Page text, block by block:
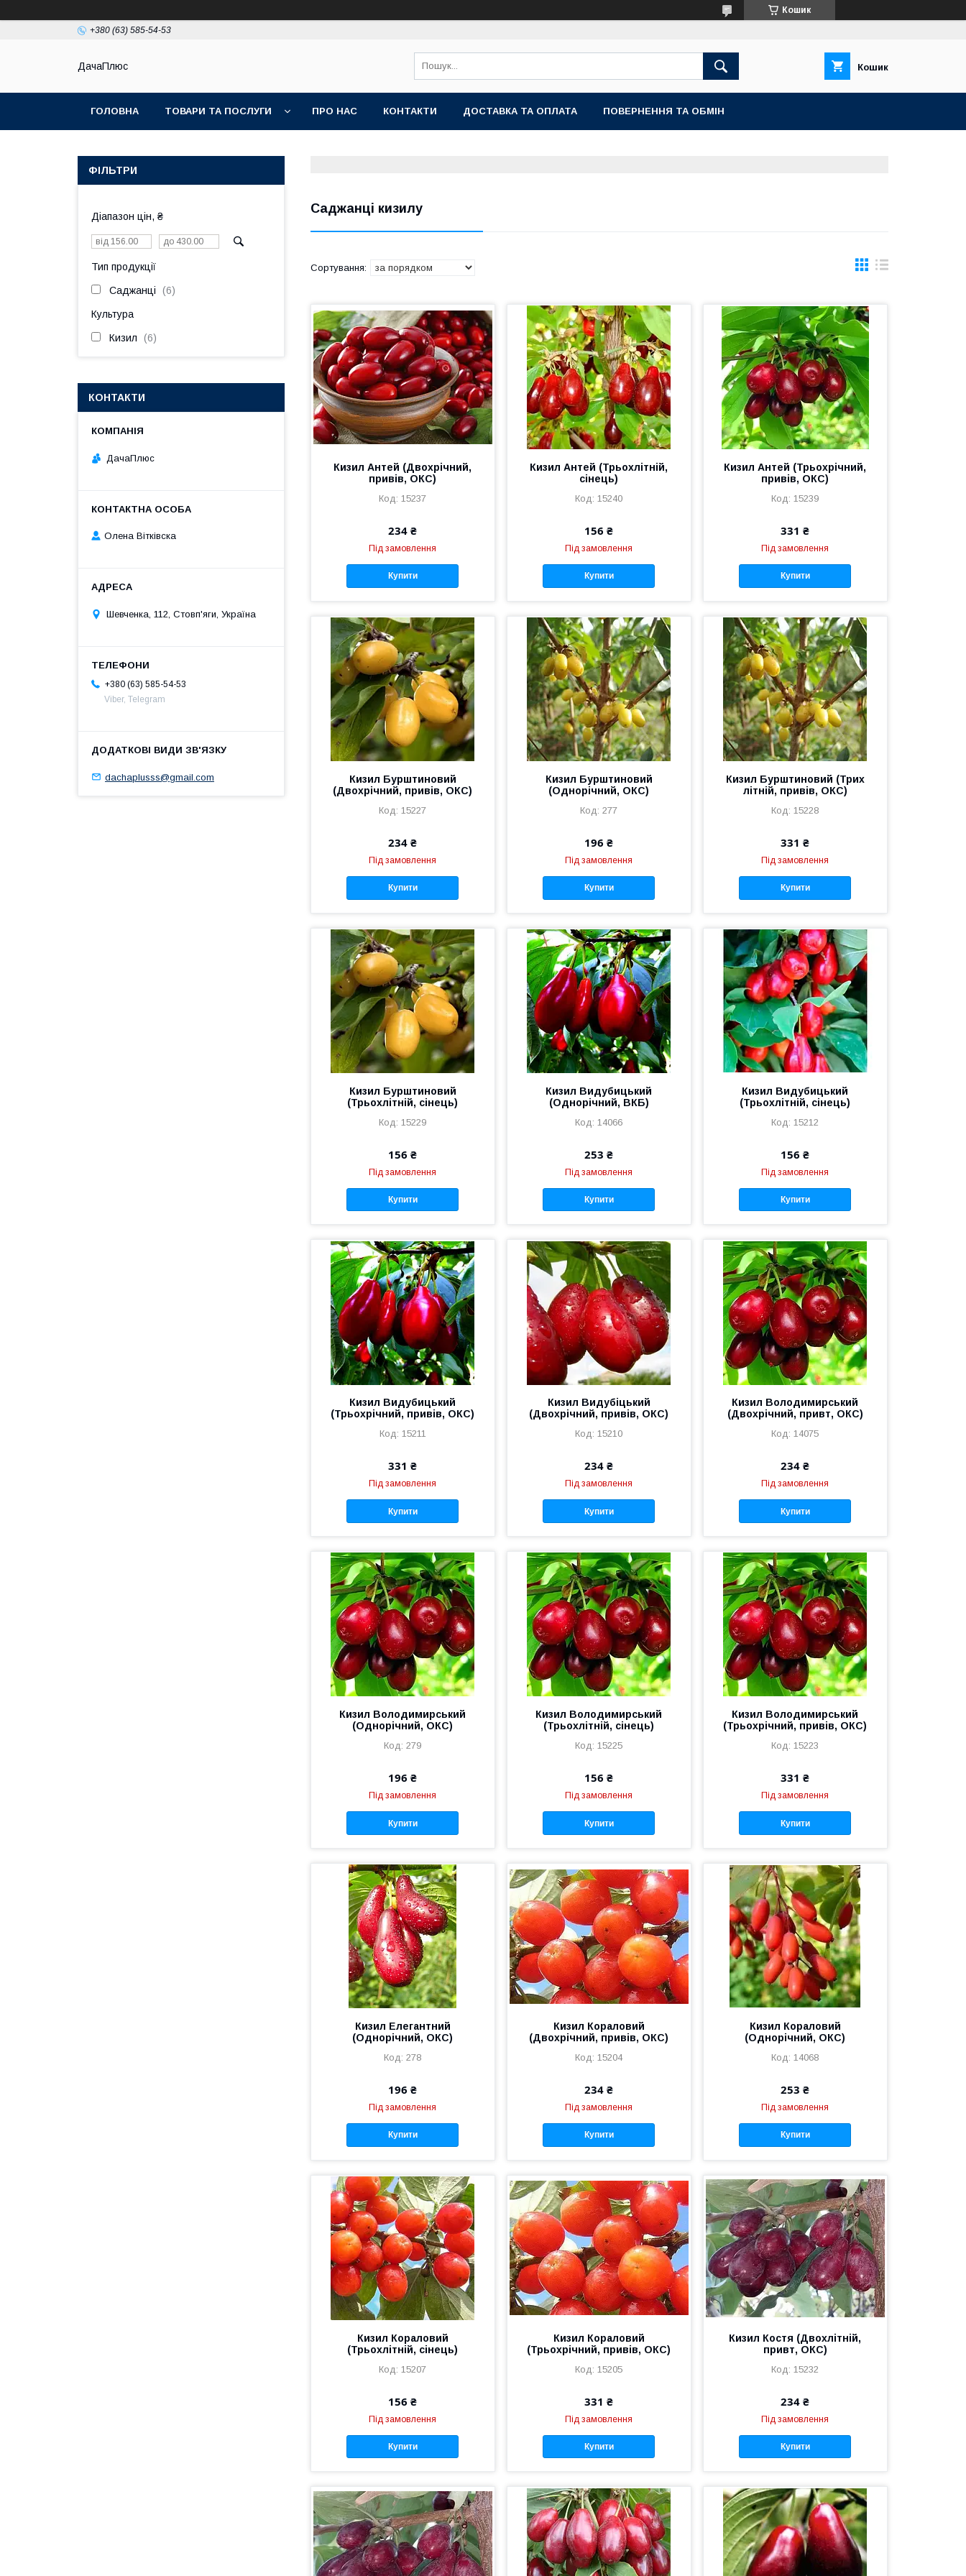
Кошик
+380 (63) 585-54-53
ДачаПлюс Кошик
ГОЛОВНА ТОВАРИ ТА ПОСЛУГИ ПРО НАС КОНТАКТИ ДОСТАВКА ТА ОПЛАТА ПОВЕРНЕННЯ ТА ОБМІН
Саджанці кизилу
Кизил Антей (Двохрічний,
привів, ОКС)
15237
234 ₴
Під замовлення
Купити
Кизил Антей (Трьохлітній,
сінець)
15240
156 ₴
Під замовлення
Купити
Кизил Антей (Трьохрічний,
привів, ОКС)
15239
331 ₴
Під замовлення
Купити
Кизил Бурштиновий
(Двохрічний, привів, ОКС)
15227
234 ₴
Під замовлення
Купити
Кизил Бурштиновий
(Однорічний, ОКС)
277
196 ₴
Під замовлення
Купити
Кизил Бурштиновий (Трих
літній, привів, ОКС)
15228
331 ₴
Під замовлення
Купити
Кизил Бурштиновий
(Трьохлітній, сінець)
15229
156 ₴
Під замовлення
Купити
Кизил Видубицький
(Однорічний, ВКБ)
14066
253 ₴
Під замовлення
Купити
Кизил Видубицький
(Трьохлітній, сінець)
15212
156 ₴
Під замовлення
Купити
Кизил Видубицький
(Трьохрічний, привів, ОКС)
15211
331 ₴
Під замовлення
Купити
Кизил Видубіцький
(Двохрічний, привів, ОКС)
15210
234 ₴
Під замовлення
Купити
Кизил Володимирський
(Двохрічний, привт, ОКС)
14075
234 ₴
Під замовлення
Купити
Кизил Володимирський
(Однорічний, ОКС)
279
196 ₴
Під замовлення
Купити
Кизил Володимирський
(Трьохлітній, сінець)
15225
156 ₴
Під замовлення
Купити
Кизил Володимирський
(Трьохрічний, привів, ОКС)
15223
331 ₴
Під замовлення
Купити
Кизил Елегантний
(Однорічний, ОКС)
278
196 ₴
Під замовлення
Купити
Кизил Кораловий
(Двохрічний, привів, ОКС)
15204
234 ₴
Під замовлення
Купити
Кизил Кораловий
(Однорічний, ОКС)
14068
253 ₴
Під замовлення
Купити
Кизил Кораловий
(Трьохлітній, сінець)
15207
156 ₴
Під замовлення
Купити
Кизил Кораловий
(Трьохрічний, привів, ОКС)
15205
331 ₴
Під замовлення
Купити
Кизил Костя (Двохлітній,
привт, ОКС)
15232
234 ₴
Під замовлення
Купити
ФІЛЬТРИ
Діапазон цін, ₴
Тип продукції
Саджанці 6
Культура
Кизил 6
КОНТАКТИ
ДачаПлюс
Олена Вітківска
Шевченка, 112, Стовп'яги, Україна
+380 (63) 585-54-53
Viber, Telegram
dachaplusss@gmail.com